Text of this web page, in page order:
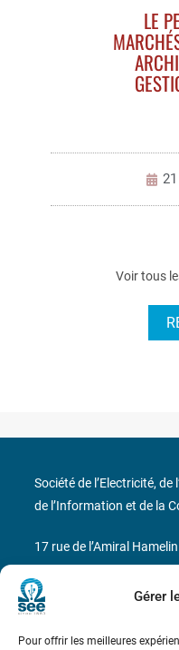
Gérer
Pour offrir les meilleures
LE
Voir tous
Société de l’Electricité,
de l’Information et de la
17 rue de l’Amiral Hamelin
Métro : « Boissière » Ligne